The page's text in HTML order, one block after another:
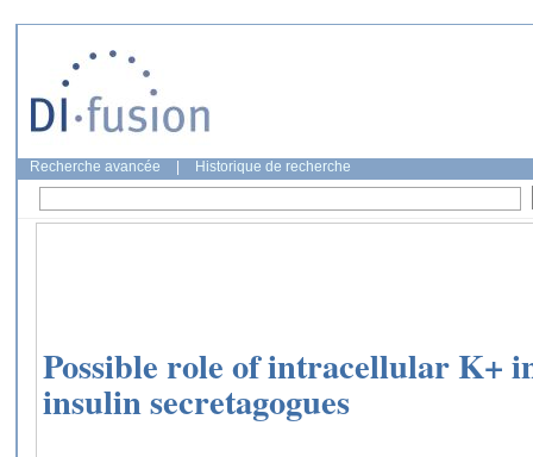
Recherche avancée Historique de recherche
Possible role of intracellular K+
insulin secretagogues